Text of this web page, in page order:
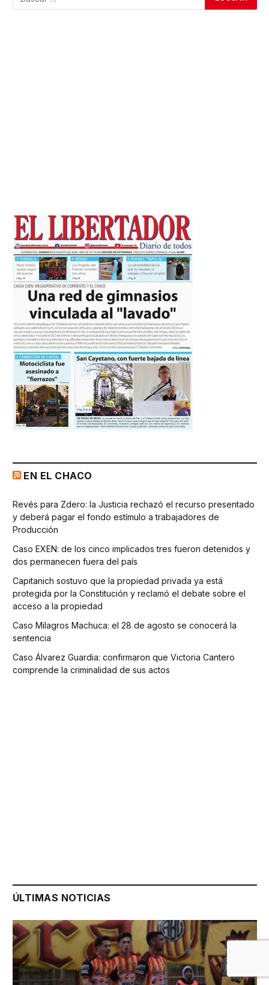
EN EL CHACO
Revés para Zdero: la Justicia rechazó el recurso presentado
y deberá pagar el fondo estímulo a trabajadores de
Producción
Caso EXEN: de los cinco implicados tres fueron detenidos y
dos permanecen fuera del país
Capitanich sostuvo que la propiedad privada ya está
protegida por la Constitución y reclamó el debate sobre el
acceso a la propiedad
Caso Milagros Machuca: el 28 de agosto se conocerá la
sentencia
Caso Álvarez Guardia: confirmaron que Victoria Cantero
comprende la criminalidad de sus actos
ÚLTIMAS NOTICIAS